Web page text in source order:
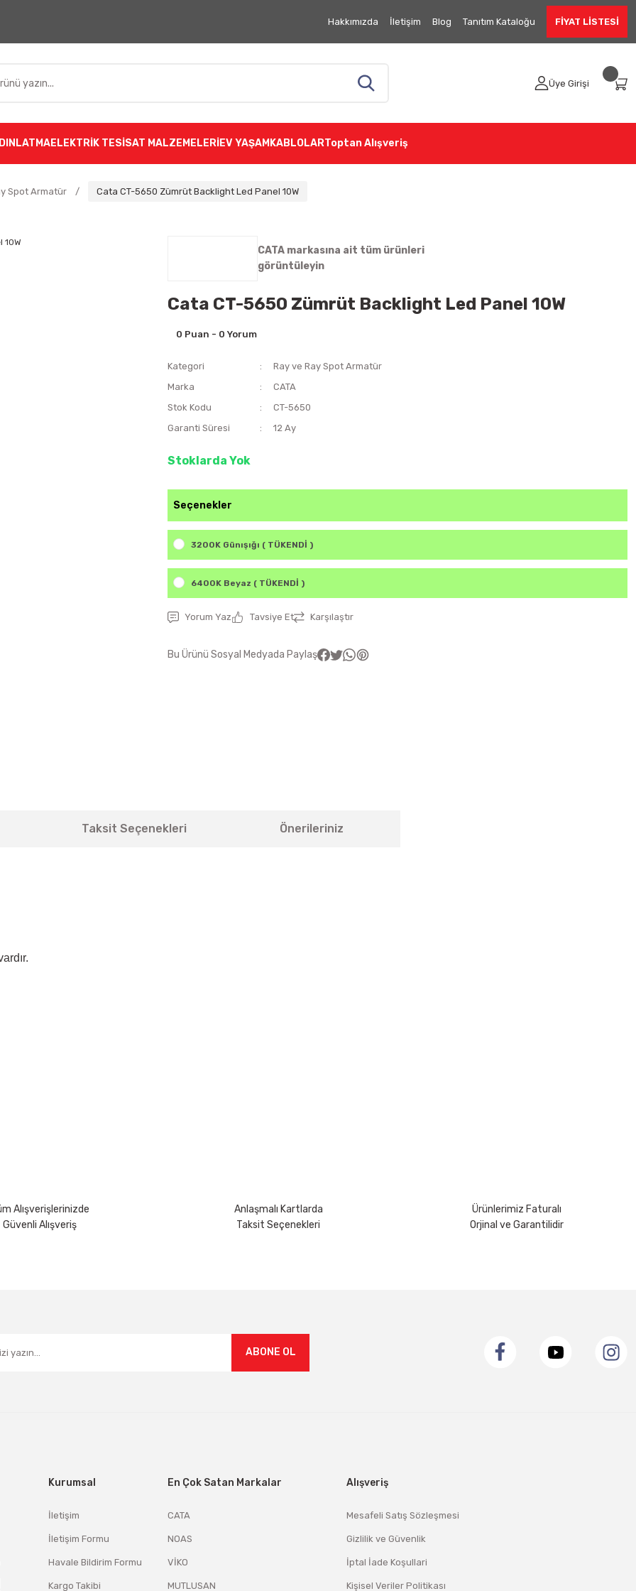
Hakkımızda İletişim Blog Tanıtım Kataloğu FİYAT LİSTESİ
Üye Girişi
ELEKTRİK TESİSAT MALZEMELERİEV YAŞAM KABLOLARToptan Alışveriş
Spot Armatür Cata CT-5650 Zümrüt Backlight Led Panel 10W
CATA markasına ait tüm ürünleri
görüntüleyin
Cata CT-5650 Zümrüt Backlight Led Panel 10W
0 Puan - 0 Yorum
Kategori
Ray ve Ray Spot Armatür
Marka
CATA
Stok Kodu
CT-5650
Garanti Süresi
12 Ay
Stoklarda Yok
Seçenekler
3200K Günışığı ( TÜKENDİ )
6400K Beyaz ( TÜKENDİ )
Yorum Yaz Tavsiye Et Karşılaştır
Bu Ürünü Sosyal Medyada Paylaş
Taksit Seçenekleri Önerileriniz
Alışverişlerinizde
Güvenli Alışveriş
Anlaşmalı Kartlarda
Taksit Seçenekleri
Ürünlerimiz Faturalı
Orjinal ve Garantilidir
ABONE OL
Kurumsal
İletişim
İletişim Formu
Havale Bildirim Formu
Kargo Takibi
En Çok Satan Markalar
CATA
NOAS
VİKO
MUTLUSAN
Alışveriş
Mesafeli Satış Sözleşmesi
Gizlilik ve Güvenlik
İptal İade Koşullari
Kişisel Veriler Politikası